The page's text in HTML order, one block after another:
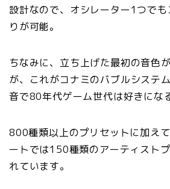
設計なので、オシレーター1つで
りが可能。
ちなみに、立ち上げた最初の音色
が、これがコナミのバブルシステ
音で80年代ゲーム世代は好きにな
800種類以上のプリセットに加え
ートでは150種類のアーティスト
れています。